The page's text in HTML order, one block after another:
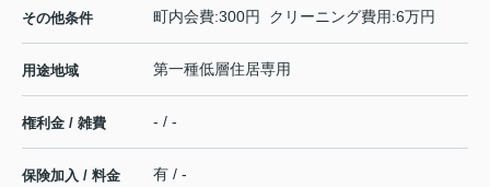
その他条件 町内会費:300円 クリーニング費用:6万円
用途地域 第一種低層住居専用
権利金 / 雑費 - / -
保険加入 / 料金 有 / -